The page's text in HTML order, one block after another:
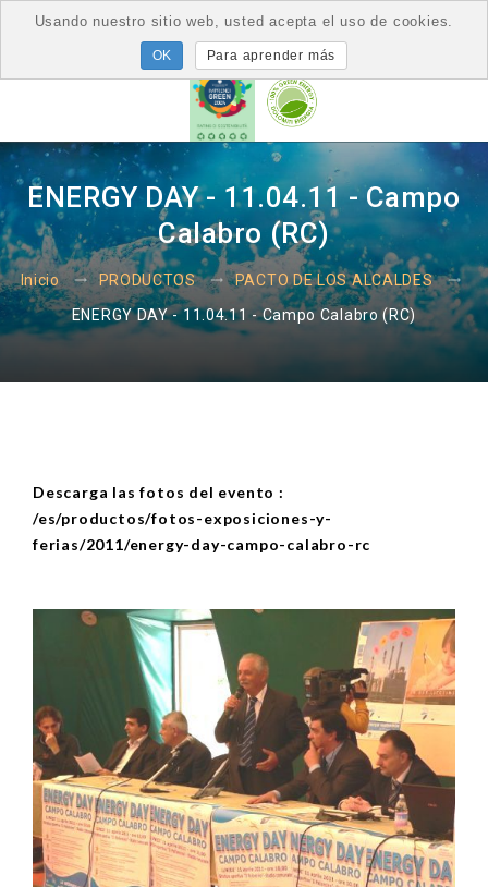
ENERGY DAY - 11.04.11 - Campo
Calabro (RC)
Inicio PRODUCTOS PACTO DE LOS ALCALDES
ENERGY DAY - 11.04.11 - Campo Calabro (RC)
Descarga las fotos del evento :
/es/productos/fotos-exposiciones-y-
ferias/2011/energy-day-campo-calabro-rc
Usando nuestro sitio web, usted acepta el uso de cookies.
Para aprender más